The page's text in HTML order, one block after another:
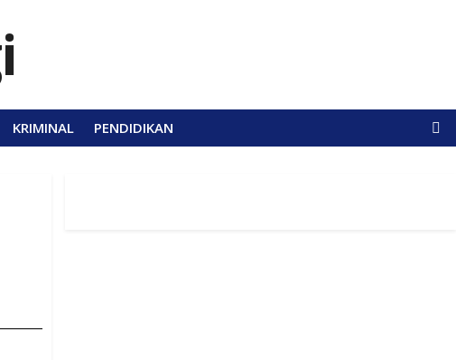
KRIMINAL PENDIDIKAN